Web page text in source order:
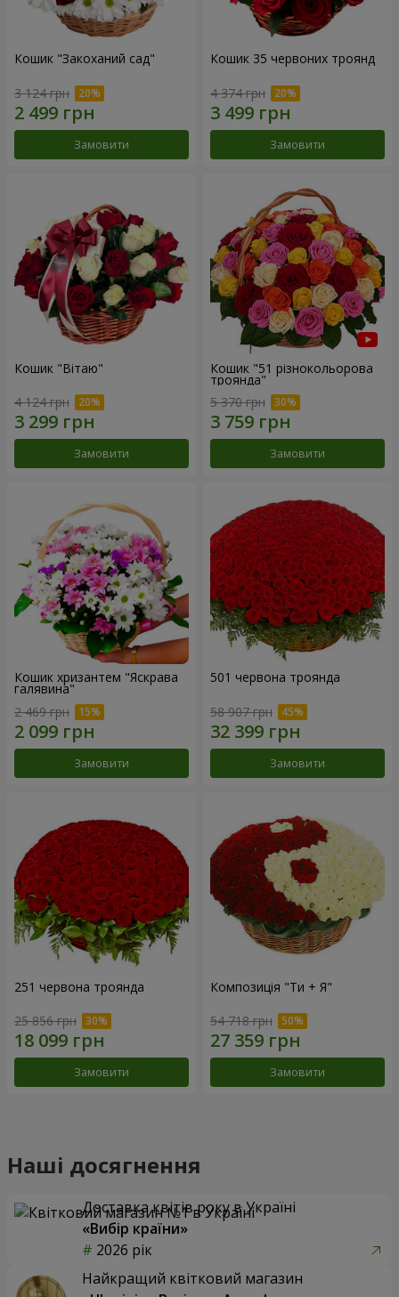
Кошик "Закоханий сад"
3 124 грн
Замовити
Кошик 35 червоних троянд
4 374 грн
Замовити
Кошик "Вітаю"
4 124 грн
Замовити
Кошик "51 різнокольорова
троянда"
5 370 грн
Замовити
Кошик хризантем "Яскрава
галявина"
2 469 грн
Замовити
501 червона троянда
58 907 грн
Замовити
251 червона троянда
25 856 грн
Замовити
Композиція "Ти + Я"
54 718 грн
Замовити
Наші досягнення
Доставка квітів року в Україні
«Вибір країни»
2026 рік
Найкращий квітковий магазин